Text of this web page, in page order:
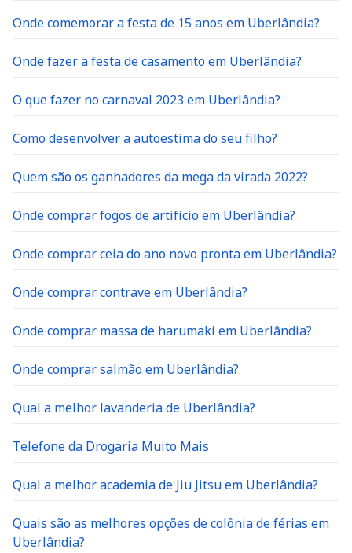
Onde comemorar a festa de 15 anos em Uberlândia?
Onde fazer a festa de casamento em Uberlândia?
O que fazer no carnaval 2023 em Uberlândia?
Como desenvolver a autoestima do seu filho?
Quem são os ganhadores da mega da virada 2022?
Onde comprar fogos de artifício em Uberlândia?
Onde comprar ceia do ano novo pronta em Uberlândia?
Onde comprar contrave em Uberlândia?
Onde comprar massa de harumaki em Uberlândia?
Onde comprar salmão em Uberlândia?
Qual a melhor lavanderia de Uberlândia?
Telefone da Drogaria Muito Mais
Qual a melhor academia de Jiu Jitsu em Uberlândia?
Quais são as melhores opções de colônia de férias em
Uberlândia?